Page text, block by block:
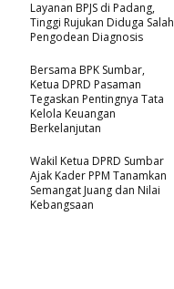
Layanan BPJS di Padang,
Tinggi Rujukan Diduga Salah
Pengodean Diagnosis
Bersama BPK Sumbar,
Ketua DPRD Pasaman
Tegaskan Pentingnya Tata
Kelola Keuangan
Berkelanjutan
Wakil Ketua DPRD Sumbar
Ajak Kader PPM Tanamkan
Semangat Juang dan Nilai
Kebangsaan